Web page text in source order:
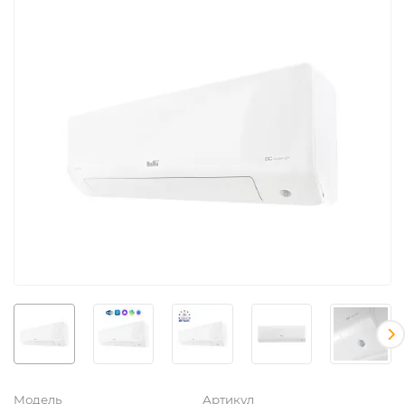
Модель Артикул